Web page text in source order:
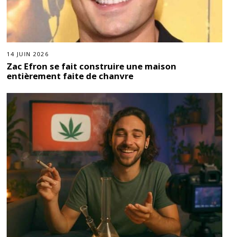
14 JUIN 2026
Zac Efron se fait construire une maison
entièrement faite de chanvre